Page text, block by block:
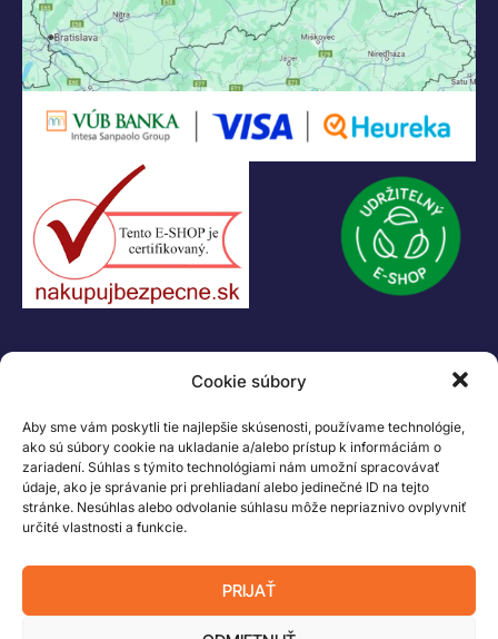
Cookie súbory
Aby sme vám poskytli tie najlepšie skúsenosti, používame technológie,
ako sú súbory cookie na ukladanie a/alebo prístup k informáciám o
zariadení. Súhlas s týmito technológiami nám umožní spracovávať
údaje, ako je správanie pri prehliadaní alebo jedinečné ID na tejto
stránke. Nesúhlas alebo odvolanie súhlasu môže nepriaznivo ovplyvniť
určité vlastnosti a funkcie.
PRIJAŤ
+421 907 919 608
legacik@legacik.sk
Legáčik s.r.o
Hrnčiarska 2/A
04001 Košice
IČ DPH: SK2023978330